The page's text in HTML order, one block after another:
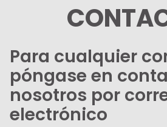
Para cualquier
póngase en
nosotros por
electrónico